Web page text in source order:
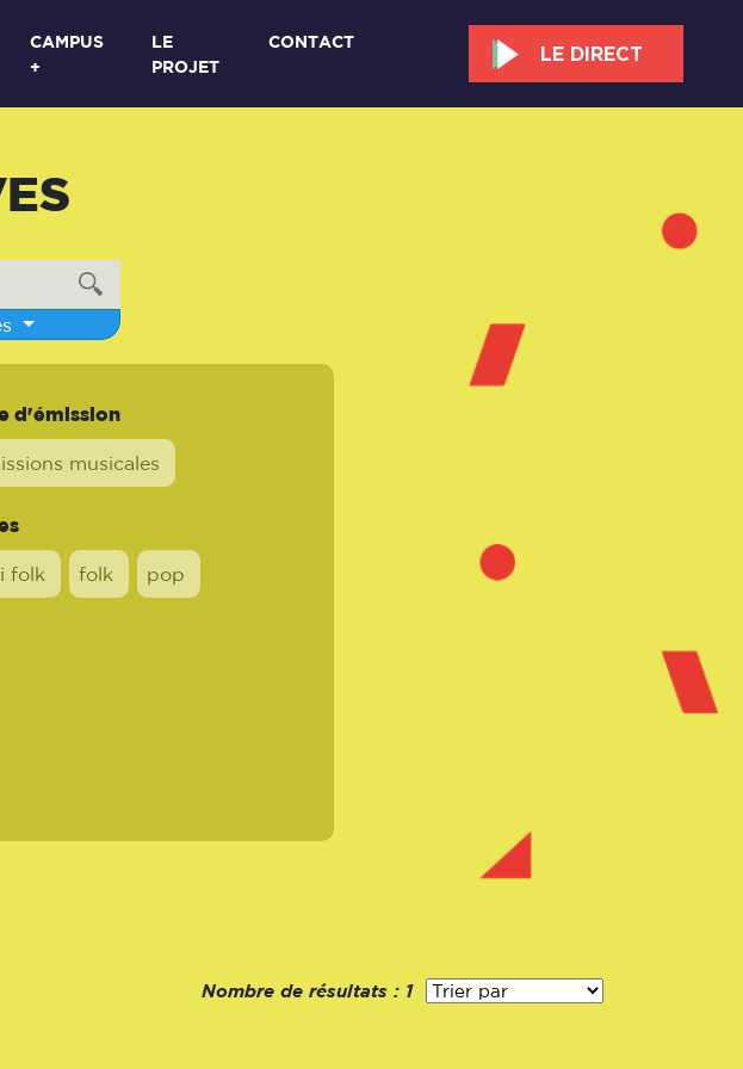
CAMPUS
+
LE
PROJET
CONTACT
LE DIRECT
d'émission
musicales
folk folk pop
Nombre de résultats : 1